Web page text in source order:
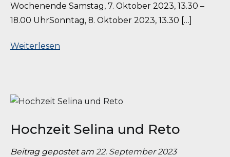
Wochenende Samstag, 7. Oktober 2023, 13.30 –
18.00 UhrSonntag, 8. Oktober 2023, 13.30 […]
Weiterlesen
Hochzeit Selina und Reto
Beitrag gepostet am 22. September 2023